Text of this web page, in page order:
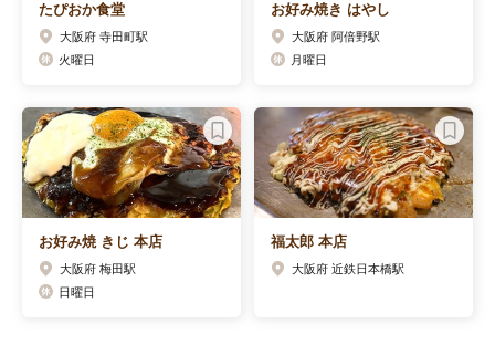
たぴおか食堂
大阪府 寺田町駅
火曜日
お好み焼き はやし
大阪府 阿倍野駅
月曜日
お好み焼 きじ 本店
大阪府 梅田駅
日曜日
福太郎 本店
大阪府 近鉄日本橋駅